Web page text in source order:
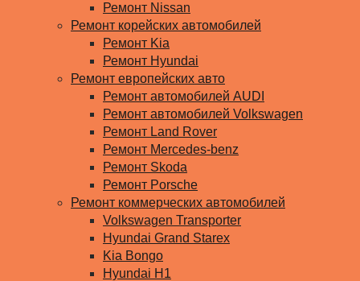
Ремонт Nissan
Ремонт корейских автомобилей
Ремонт Kia
Ремонт Hyundai
Ремонт европейских авто
Ремонт автомобилей AUDI
Ремонт автомобилей Volkswagen
Ремонт Land Rover
Ремонт Mercedes-benz
Ремонт Skoda
Ремонт Porsche
Ремонт коммерческих автомобилей
Volkswagen Transporter
Hyundai Grand Starex
Kia Bongo
Hyundai H1